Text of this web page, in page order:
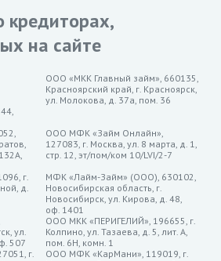
рублей на срок до 21 дня, ставка от
000 рублей на срок до 21 дня, ставка от
000 рублей на срок до 21 дня, ставка
микрозаймов за
Получение микрозайма за 5
а реальная практика. Онлайн-
на сайте
ООО «МКК Главный займ», 660135,
Красноярский край, г. Красноярск,
ул. Молокова, д. 37а, пом. 36
ООО МФК «Займ Онлайн»,
127083, г. Москва, ул. 8 марта, д. 1,
стр. 12, эт/пом/ком 10/LVI/2-7
г.
д.
МФК «Лайм-Займ» (ООО), 630102,
Новосибирская область, г.
Новосибирск, ул. Кирова, д. 48,
оф. 1401
ул.
507
ООО МКК «ПЕРИГЕЛИЙ», 196655, г.
Колпино, ул. Тазаева, д. 5, лит. А,
пом. 6Н, комн. 1
г.
ООО МФК «КарМани», 119019, г.